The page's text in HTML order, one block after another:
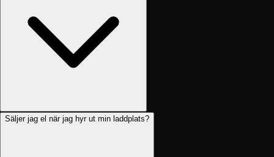
Säljer jag el när jag hyr ut min laddplats?